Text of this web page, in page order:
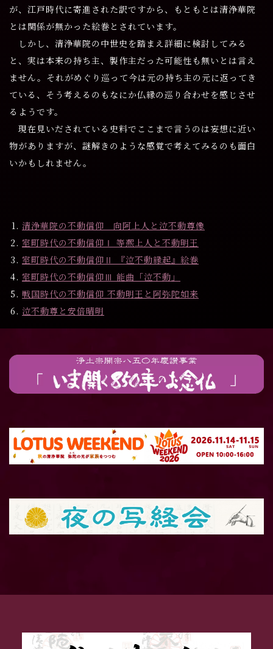
が、江戸時代に寄進された訳ですから、もともとは清浄華院
とは関係が無かった絵巻とされています。
しかし、清浄華院の中世史を踏まえ詳細に検討してみる
と、実は本来の持ち主、製作主だった可能性も無いとは言え
ません。それがめぐり巡って今は元の持ち主の元に返ってき
ている、そう考えるのもなにか仏縁の巡り合わせを感じさせ
るようです。
現在見いだされている史料でここまで言うのは妄想に近い
物がありますが、謎解きのような感覚で考えてみるのも面白
いかもしれません。
清浄華院の不動信仰 向阿上人と泣不動尊像
室町時代の不動信仰Ⅰ 等凞上人と不動明王
室町時代の不動信仰Ⅱ 『泣不動縁起』絵巻
室町時代の不動信仰Ⅲ 能曲「泣不動」
戦国時代の不動信仰 不動明王と阿弥陀如来
泣不動尊と安倍晴明